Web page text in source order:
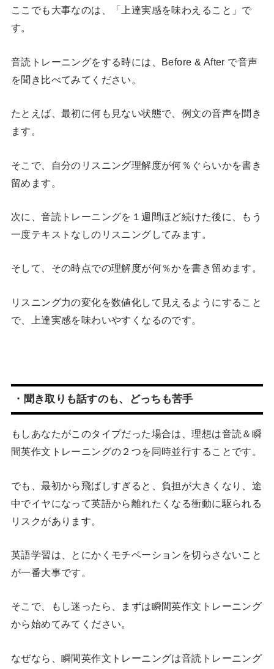
ここでも大事なのは、「上達実感を味わえること」で
す。
音読トレーニングをする時には、Before & After で音声
を聞き比べてみてください。
たとえば、最初に何も見ない状態で、例文の音声を聞き
ます。
そこで、自分のリスニング理解度が何％ぐらいかを書き
留めます。
次に、音読トレーニングを１週間ほど続けた後に、もう
一度テキストなしのリスニングしてみます。
そして、その時点での理解度が何％かを書き留めます。
リスニング力の変化を数値化して見えるようにすること
で、上達実感を味わいやすくなるのです。
・聞き取りも話すのも、どっちも苦手
もしあなたがこのタイプだった場合は、理想は音読＆瞬
間英作文トレーニングの２つを同時並行することです。
でも、最初から飛ばしすぎると、負担が大きくなり、途
中でイヤになって英語から離れたくなる衝動に駆られる
リスクがあります。
英語学習は、とにかくモチベーションを切らさないこと
が一番大事です。
そこで、もし迷ったら、まずは瞬間英作文トレーニング
から始めてみてください。
なぜなら、瞬間英作文トレーニングは音読トレーニング